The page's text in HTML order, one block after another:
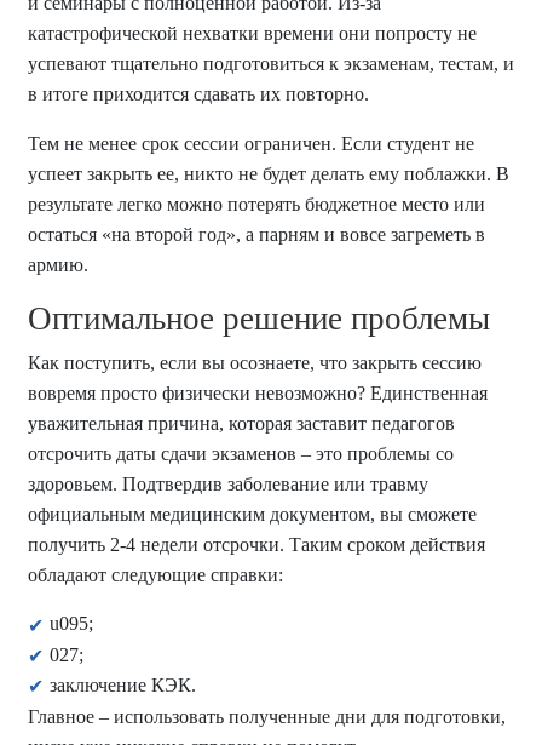
катастрофической нехватки времени они попросту не
успевают тщательно подготовиться к экзаменам, тестам, и
в итоге приходится сдавать их повторно.
Тем не менее срок сессии ограничен. Если студент не
успеет закрыть ее, никто не будет делать ему поблажки. В
результате легко можно потерять бюджетное место или
остаться «на второй год», а парням и вовсе загреметь в
армию.
Оптимальное решение проблемы
Как поступить, если вы осознаете, что закрыть сессию
вовремя просто физически невозможно? Единственная
уважительная причина, которая заставит педагогов
отсрочить даты сдачи экзаменов – это проблемы со
здоровьем. Подтвердив заболевание или травму
официальным медицинским документом, вы сможете
получить 2-4 недели отсрочки. Таким сроком действия
обладают следующие справки:
u095;
027;
заключение КЭК.
Главное – использовать полученные дни для подготовки,